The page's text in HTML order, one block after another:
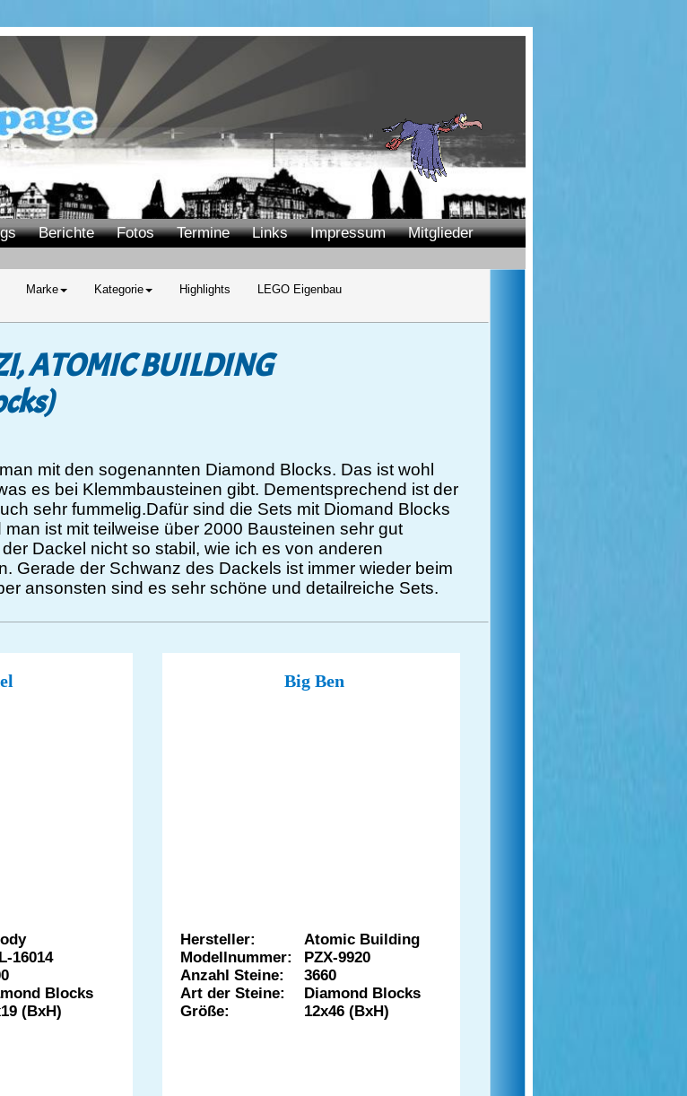
Marke Kategorie Highlights LEGO Eigenbau
Berichte Fotos Termine Links Impressum Mitglieder
mit den sogenannten Diamond Blocks. Das ist wohl
es bei Klemmbausteinen gibt. Dementsprechend ist der
sehr fummelig.Dafür sind die Sets mit Diomand Blocks
ist mit teilweise über 2000 Bausteinen sehr gut
Dackel nicht so stabil, wie ich es von anderen
Gerade der Schwanz des Dackels ist immer wieder beim
ansonsten sind es sehr schöne und detailreiche Sets.
ATOMIC BUILDING